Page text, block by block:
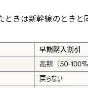
ときは新幹線のとき